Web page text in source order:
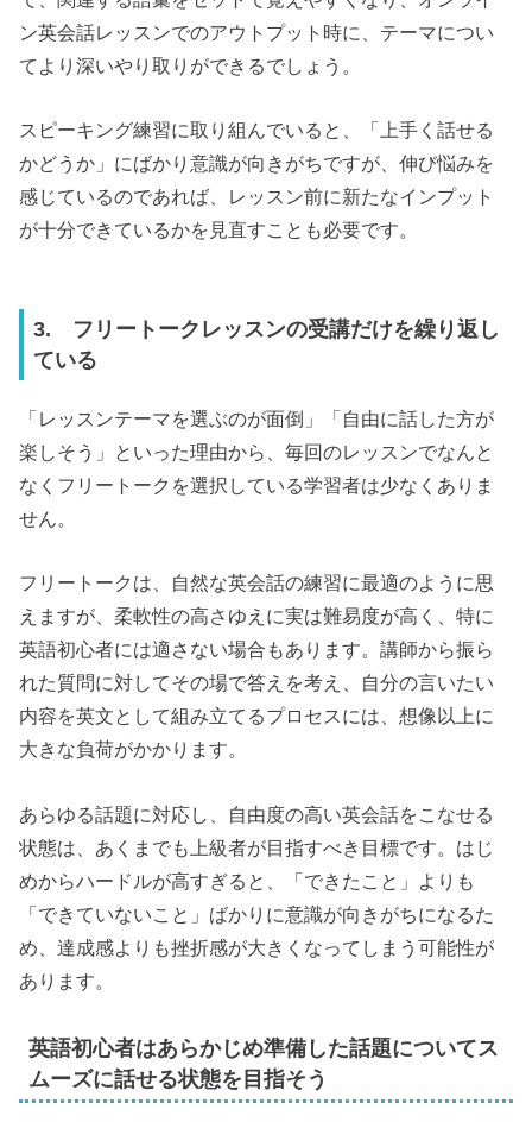
ン英会話レッスンでのアウトプット時に、テーマについ
てより深いやり取りができるでしょう。
スピーキング練習に取り組んでいると、「上手く話せる
かどうか」にばかり意識が向きがちですが、伸び悩みを
感じているのであれば、レッスン前に新たなインプット
が十分できているかを見直すことも必要です。
3. フリートークレッスンの受講だけを繰り返し
ている
「レッスンテーマを選ぶのが面倒」「自由に話した方が
楽しそう」といった理由から、毎回のレッスンでなんと
なくフリートークを選択している学習者は少なくありま
せん。
フリートークは、自然な英会話の練習に最適のように思
えますが、柔軟性の高さゆえに実は難易度が高く、特に
英語初心者には適さない場合もあります。講師から振ら
れた質問に対してその場で答えを考え、自分の言いたい
内容を英文として組み立てるプロセスには、想像以上に
大きな負荷がかかります。
あらゆる話題に対応し、自由度の高い英会話をこなせる
状態は、あくまでも上級者が目指すべき目標です。はじ
めからハードルが高すぎると、「できたこと」よりも
「できていないこと」ばかりに意識が向きがちになるた
め、達成感よりも挫折感が大きくなってしまう可能性が
あります。
英語初心者はあらかじめ準備した話題についてス
ムーズに話せる状態を目指そう